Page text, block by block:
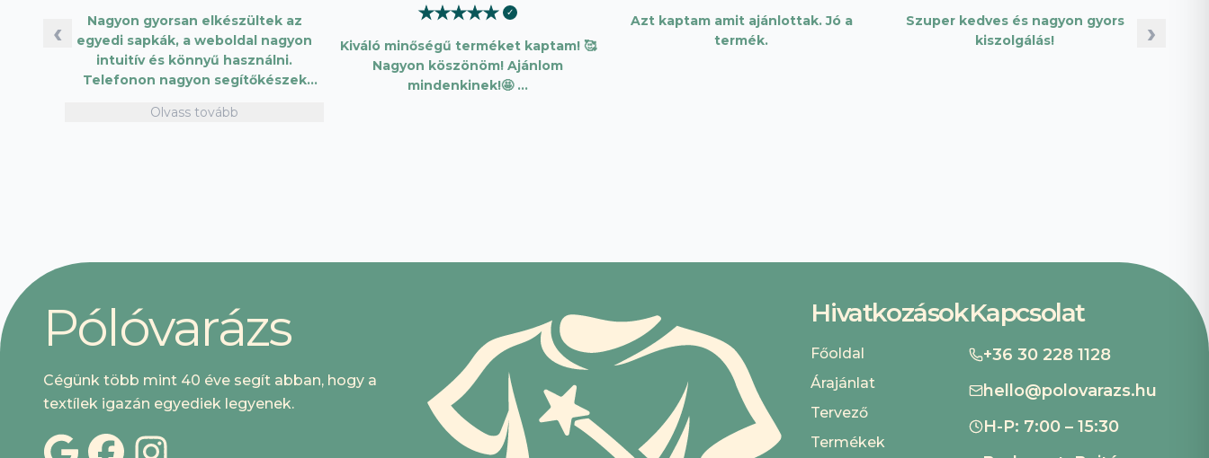
‹
Nagyon gyorsan elkészültek az
egyedi sapkák, a weboldal nagyon
intuitív és könnyű használni.
Telefonon nagyon segítőkészek
vásárolni. Plusz pont, hogy lehetett
Olvass tovább
★★★★★ ✓
Kiváló minőségű terméket kaptam! 🥰
Nagyon köszönöm! Ajánlom
mindenkinek!🤩 …
Azt kaptam amit ajánlottak. Jó a
termék.
Szuper kedves és nagyon gyors
kiszolgálás!
›
Pólóvarázs
Cégünk több mint 40 éve segít abban, hogy a
textílek igazán egyediek legyenek.
Hivatkozások
Főoldal
Árajánlat
Tervező
Termékek
Kapcsolat
+36 30 228 1128
hello@polovarazs.hu
H-P: 7:00 – 15:30